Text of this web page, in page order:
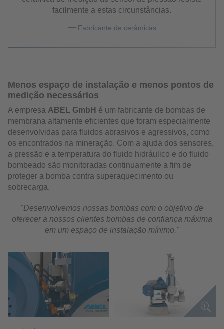
facilmente a estas circunstâncias.
Fabricante de cerâmicas
Menos espaço de instalação e menos pontos de
medição necessários
A empresa ABEL GmbH é um fabricante de bombas de
membrana altamente eficientes que foram especialmente
desenvolvidas para fluidos abrasivos e agressivos, como
os encontrados na mineração. Com a ajuda dos sensores,
a pressão e a temperatura do fluido hidráulico e do fluido
bombeado são monitoradas continuamente a fim de
proteger a bomba contra superaquecimento ou
sobrecarga.
"Desenvolvemos nossas bombas com o objetivo de
oferecer a nossos clientes bombas de confiança máxima
em um espaço de instalação mínimo."